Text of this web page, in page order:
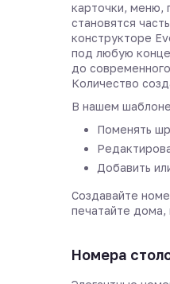
карточки, меню,
становятся
конструкторе
под любую
до
Количество
В нашем
Поменять
Добавить
Создавайте
печатайте дома,
Номера